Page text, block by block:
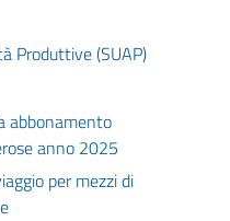
Produttive (SUAP)
abbonamento
anno 2025
per mezzi di